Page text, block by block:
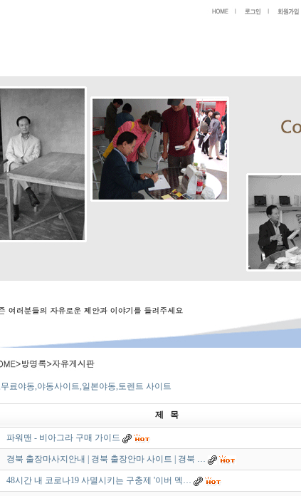
제 목
파워맨 - 비아그라 구매 가이드
경북 출장마사지안내 | 경북 출장안마 사이트 | 경북 …
48시간 내 코로나19 사멸시키는 구충제 '이버 멕…